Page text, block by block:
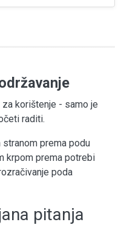
korištenje - samo je
raditi.
prema podu
krpom prema potrebi
poda
pitanja